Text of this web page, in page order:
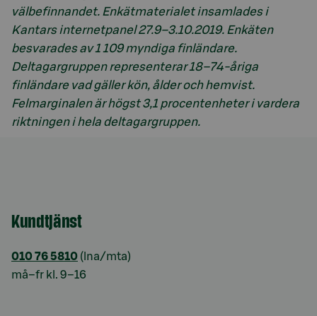
välbefinnandet. Enkätmaterialet insamlades i
Kantars internetpanel 27.9–3.10.2019. Enkäten
besvarades av 1 109 myndiga finländare.
Deltagargruppen representerar 18–74-åriga
finländare vad gäller kön, ålder och hemvist.
Felmarginalen är högst 3,1 procentenheter i vardera
riktningen i hela deltagargruppen.
Kundtjänst
010 76 5810 (lna/mta)
må–fr kl. 9–16